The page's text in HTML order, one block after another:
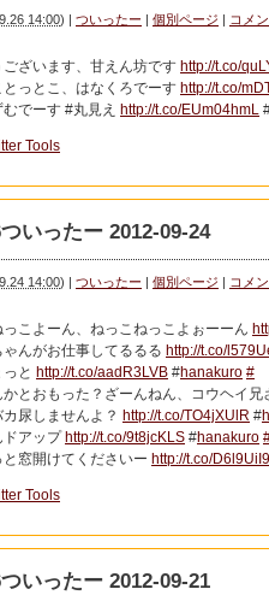
14:00) | ついったー | 個別ページ | コメ
ございます、甘えん坊です http://t.co/
とっとこ、はなくろでーす http://t.co/
でーす #丸見え http://t.co/EUm04hmL
Tools
いったー 2012-09-24
14:00) | ついったー | 個別ページ | コメ
こよーん、ねっこねっこよぉーーん
ゃんがお仕事してるるる http://t.co/
と http://t.co/aadR3LVB #hanakuro #
とおもった？ざーんねん、コウヘイ兄
尿しませんよ？ http://t.co/TO4jXUlR #
ドアップ http://t.co/9t8jcKLS #hanakuro
と窓開けてくださいー http://t.co/D6l9UiI9
Tools
いったー 2012-09-21